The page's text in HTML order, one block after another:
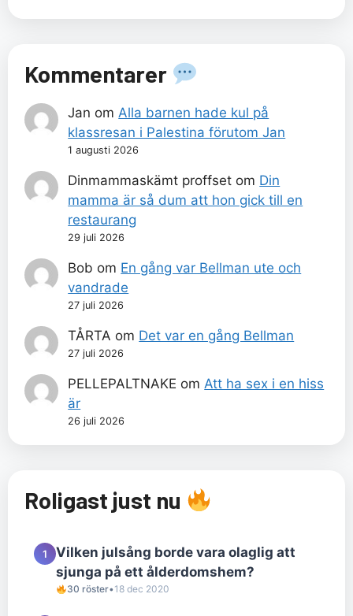
Kommentarer
Jan om Alla barnen hade kul på
klassresan i Palestina förutom Jan
1 augusti 2026
Dinmammaskämt proffset om Din
mamma är så dum att hon gick till en
restaurang
29 juli 2026
Bob om En gång var Bellman ute och
vandrade
27 juli 2026
TÅRTA om Det var en gång Bellman
27 juli 2026
PELLEPALTNAKE om Att ha sex i en hiss
är
26 juli 2026
Roligast just nu
1
Vilken julsång borde vara olaglig att
sjunga på ett ålderdomshem?
30 röster•18 dec 2020